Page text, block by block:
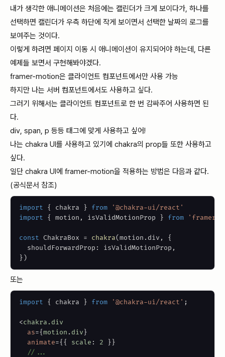
내가 생각한 애니메이션은 처음에는 캘린더가 크게 보이다가, 하나를
선택하면 캘린더가 우측 하단에 작게 보이면서 선택한 날짜의 로그를
보여주는 것이다.
이렇게 하려면 페이지 이동 시 애니메이션이 유지되어야 하는데, 다른
예제들 보면서 구현해봐야겠다.
framer-motion은 클라이언트 컴포넌트에서만 사용 가능
하지만 나는 서버 컴포넌트에서도 사용하고 싶다.
그러기 위해서는 클라이언트 컴포넌트로 한 번 감싸주어 사용하면 된
다.
div, span, p 등등 태그에 맞게 사용하고 싶어!
나는 chakra UI를 사용하고 있기에 chakra의 prop들 또한 사용하고
싶다.
일단 chakra UI에 framer-motion을 적용하는 방법은 다음과 같다.
(공식문서 참조)
import { chakra } from
'@chakra-ui/react'
import
{ motion , isValidMotionProp } from 'framer-
const ChakraBox = chakra(motion . div ,
{
  shouldForwardProp
: isValidMotionProp ,
})
또는
import { chakra } from '@chakra-ui/react' ;
<chakra.div
as={motion . div}
animate={{ scale : 2 }}
//...